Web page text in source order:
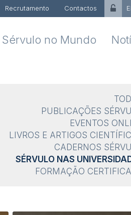
Recrutamento Contactos
Sérvulo no Mundo
PUBLICAÇÕES
EVENTOS
LIVROS E ARTIGOS
CADERNOS
SÉRVULO NAS
FORMAÇÃO